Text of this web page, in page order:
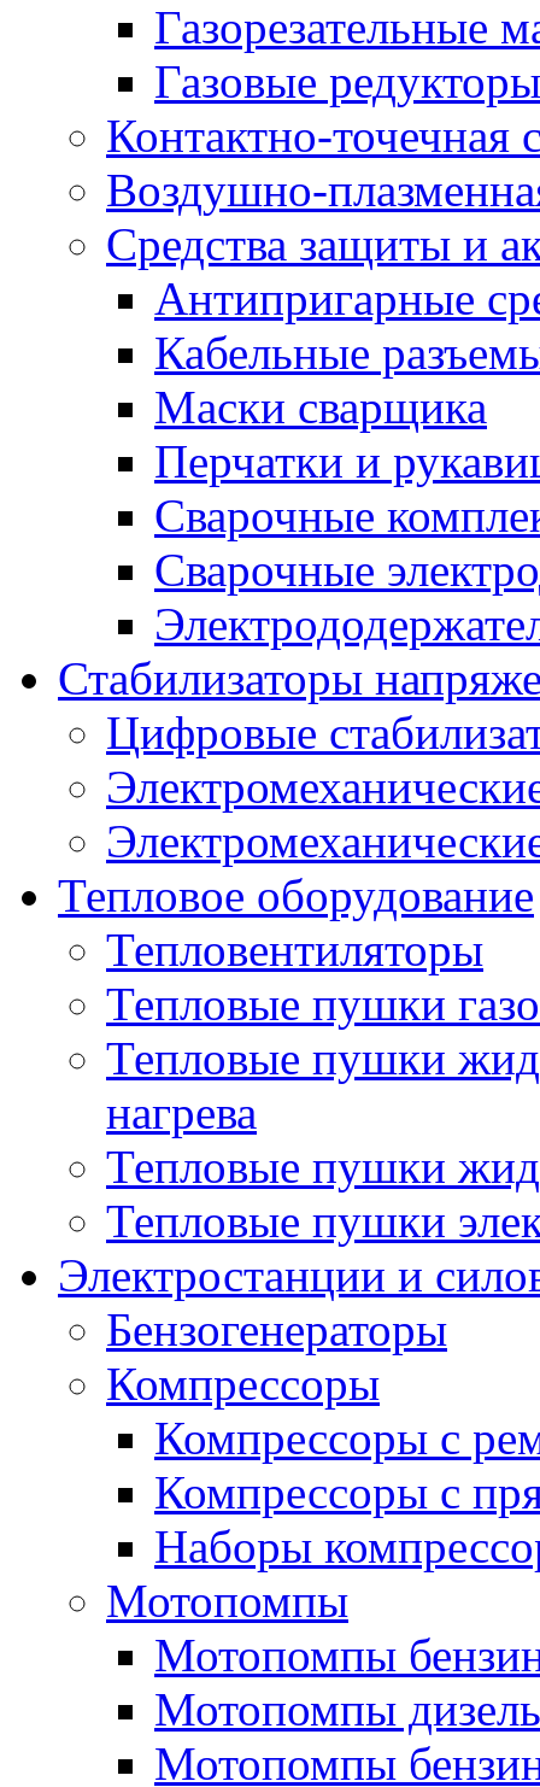
Газорезательные
Газовые редукторы
Контактно-точечная
Воздушно-
Средства защиты и
Антипригарные
Кабельные
Маски сварщика
Перчатки и
Сварочные
Сварочные
Стабилизаторы
Цифровые
Тепловое оборудование
Тепловентиляторы
Тепловые пушки
Тепловые пушки
нагрева
Тепловые пушки
Тепловые пушки
Электростанции и
Бензогенераторы
Компрессоры
Компрессоры с
Компрессоры с
Наборы
Мотопомпы
Мотопомпы
Мотопомпы
Мотопомпы